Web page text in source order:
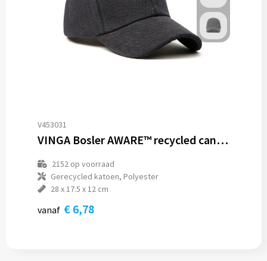
V453031
VINGA Bosler AWARE™ recycled canvas cap
2152op voorraad
Gerecycled katoen, Polyester
28 x 17.5 x 12 cm
vanaf € 6,78